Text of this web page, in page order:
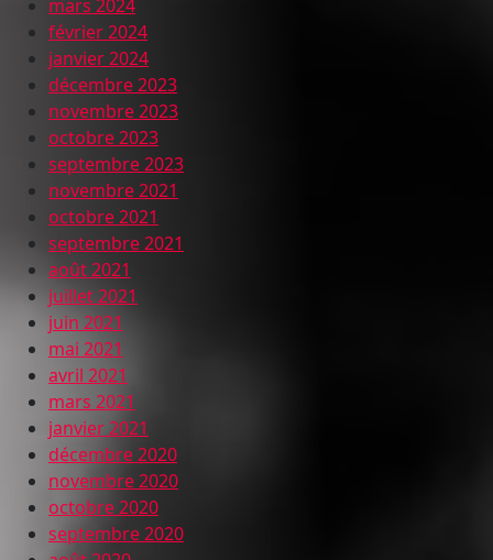
mars 2024
février 2024
janvier 2024
décembre 2023
novembre 2023
octobre 2023
septembre 2023
novembre 2021
octobre 2021
septembre 2021
août 2021
juillet 2021
juin 2021
mai 2021
avril 2021
mars 2021
janvier 2021
décembre 2020
novembre 2020
octobre 2020
septembre 2020